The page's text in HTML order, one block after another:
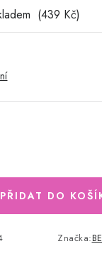
PŘIDAT DO
Značka: